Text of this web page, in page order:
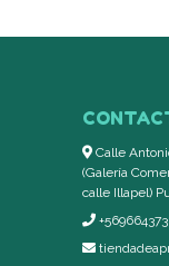
Calle
(Galería
calle Illapel)